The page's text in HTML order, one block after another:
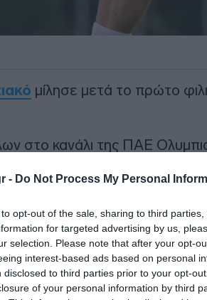
- Do Not Process My Personal
opt-out of the sale, sharing to third
for targeted advertising by us,
selection. Please note that after your opt-
interest-based ads based on personal
disclosed to third parties prior to your opt-
of your personal information by third
μίλησε μετά το πρώτο
στο κανάλι της ΠΑΕ
στην ομάδα.